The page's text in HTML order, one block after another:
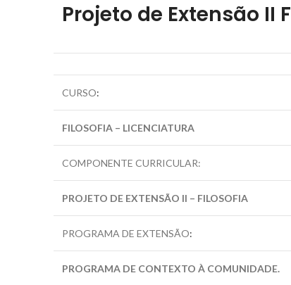
Projeto de Extensão II
CURSO:
FILOSOFIA – LICENCIATURA
COMPONENTE CURRICULAR:
PROJETO DE EXTENSÃO II – FILOSOFIA
PROGRAMA DE EXTENSÃO:
PROGRAMA DE CONTEXTO À COMUNIDADE.